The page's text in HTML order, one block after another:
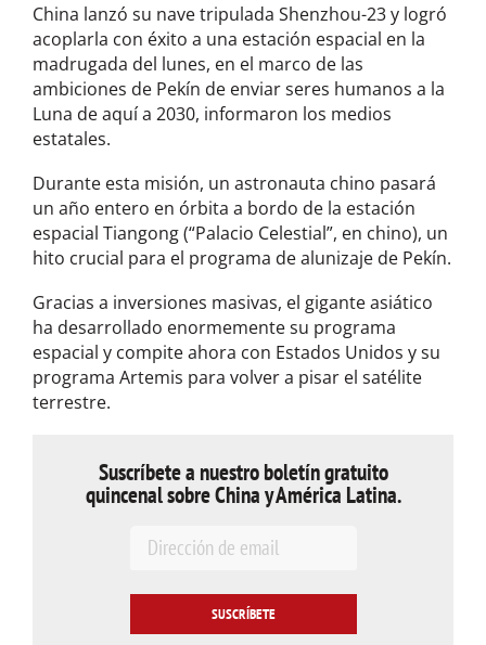
China lanzó su nave tripulada Shenzhou-23 y logró
acoplarla con éxito a una estación espacial en la
madrugada del lunes, en el marco de las
ambiciones de Pekín de enviar seres humanos a la
Luna de aquí a 2030, informaron los medios
estatales.
Durante esta misión, un astronauta chino pasará
un año entero en órbita a bordo de la estación
espacial Tiangong (“Palacio Celestial”, en chino), un
hito crucial para el programa de alunizaje de Pekín.
Gracias a inversiones masivas, el gigante asiático
ha desarrollado enormemente su programa
espacial y compite ahora con Estados Unidos y su
programa Artemis para volver a pisar el satélite
terrestre.
Suscríbete a nuestro boletín gratuito
quincenal sobre China y América Latina.